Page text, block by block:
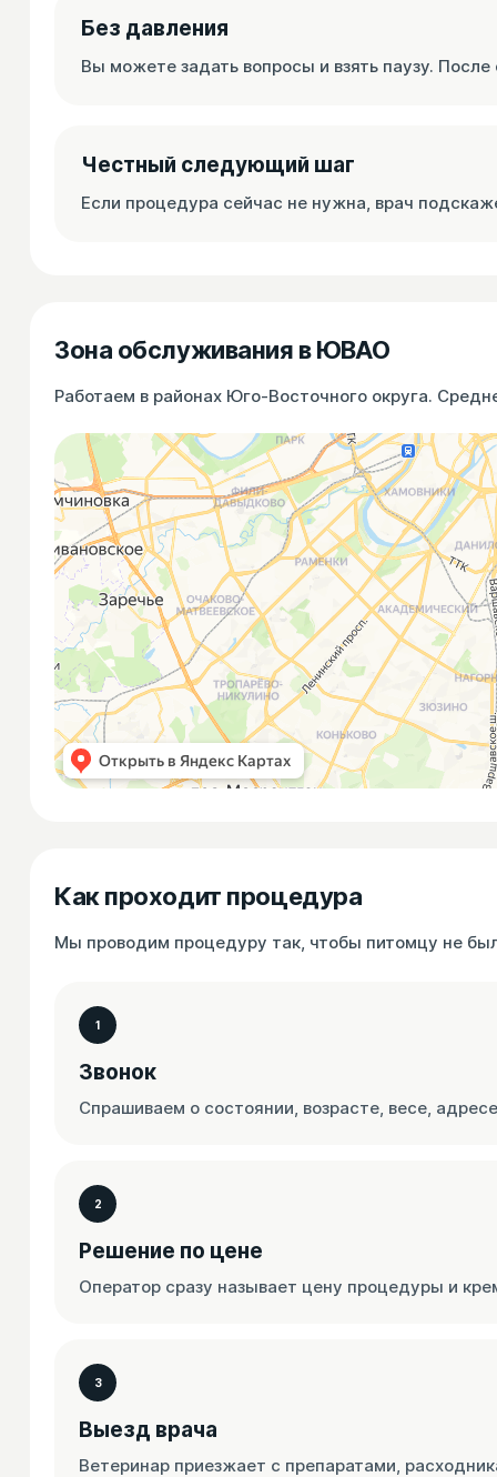
Без давления
Вы можете задать вопросы и взять паузу.
Честный следующий шаг
Если процедура сейчас не нужна, врач
Зона обслуживания в ЮВАО
Работаем в районах Юго-Восточного округа.
Как проходит процедура
Мы проводим процедуру так, чтобы питомцу не
1
Звонок
Спрашиваем о состоянии, возрасте, весе,
2
Решение по цене
Оператор сразу называет цену процедуры и
3
Выезд врача
Ветеринар приезжает с препаратами,